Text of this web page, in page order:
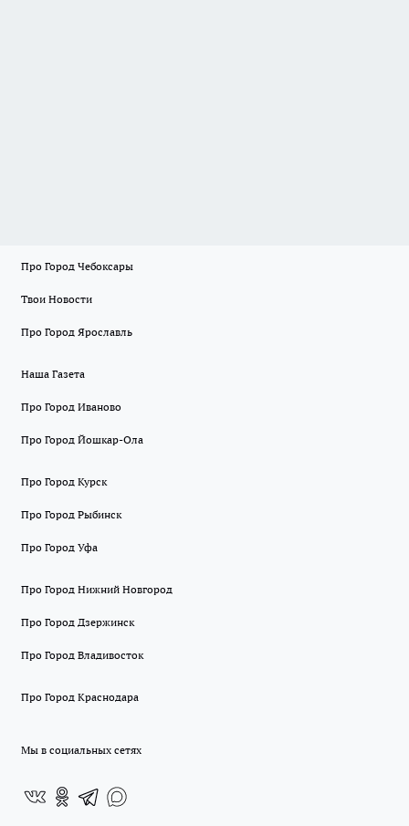
Про Город Чебоксары
Твои Новости
Про Город Ярославль
Наша Газета
Про Город Иваново
Про Город Йошкар-Ола
Про Город Курск
Про Город Рыбинск
Про Город Уфа
Про Город Нижний Новгород
Про Город Дзержинск
Про Город Владивосток
Про Город Краснодара
Мы в социальных сетях